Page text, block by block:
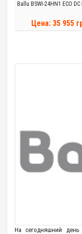
Ballu BSWI-24HN1 ECO
Цена: 35 955
На сегодняшний день